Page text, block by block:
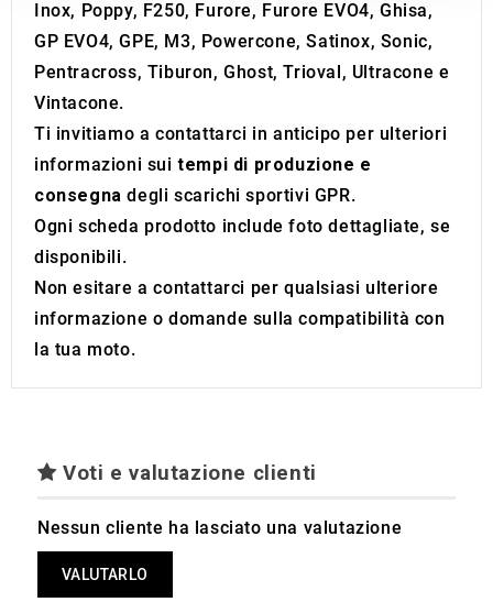
our social media, advertising and analytics partners who
may combine it with other information that you’ve
provided to them or that they’ve collected from your use
of their services.
Inox, Poppy, F250, Furore, Furore EVO4, Ghisa,
GP EVO4, GPE, M3, Powercone, Satinox, Sonic,
Pentracross, Tiburon, Ghost, Trioval, Ultracone e
Vintacone.
Ti invitiamo a contattarci in anticipo per ulteriori
informazioni suitempi di produzione e
consegna degli scarichi sportivi GPR.
Ogni scheda prodotto include foto dettagliate, se
disponibili.
Non esitare a contattarci per qualsiasi ulteriore
informazione o domande sulla compatibilità con
la tua moto.
Voti e valutazione clienti
Nessun cliente ha lasciato una valutazione
VALUTARLO